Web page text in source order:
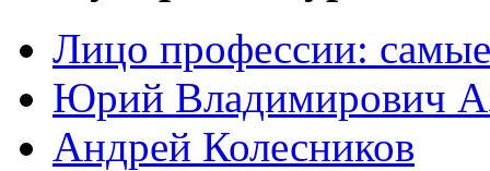
Лицо профессии:
Юрий Владимирович
Андрей Колесников